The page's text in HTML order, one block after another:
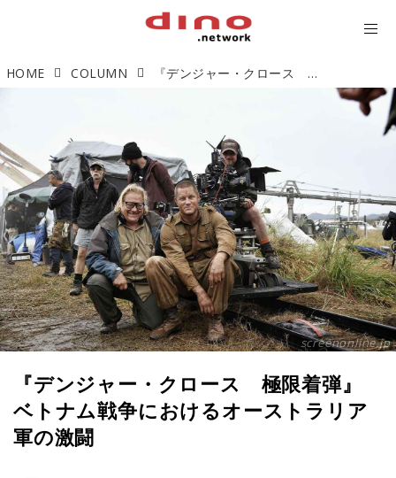
HOME COLUMN 『デンジャー・クロース 極限着弾』ベトナム戦争におけるオーストラリア軍の激闘
screenonline.jp
『デンジャー・クロース 極限着弾』
ベトナム戦争におけるオーストラリア
軍の激闘